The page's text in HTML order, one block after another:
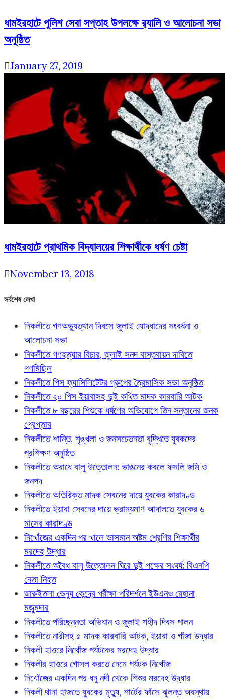
ধামইরহাটে পুলিশ সেবা সপ্তাহ উপলক্ষে র‌্যালি ও আলোচনা সভা
অনুষ্ঠিত
January 27, 2019
ধামইরহাটে প্রাথমিক বিদ্যালয়ের শিক্ষার্থীকে ধর্ষণ চেষ্টা
November 13, 2018
সর্বশেষ লেখা
নিকলীতে গণঅভ্যুত্থান দিবসে জুলাই যোদ্ধাদের সংবর্ধনা ও
আলোচনা সভা
নিকলীতে গণহত্যার বিচার, জুলাই সনদ বাস্তবায়ন দাবিতে
গণমিছিল
নিকলীতে পিস ফ্যাসিলিটেটর গ্রুপের ত্রৈমাসিক সভা অনুষ্ঠিত
নিকলীতে ২০ পিস ইয়াবাসহ দুই কথিত মাদক কারবারি আটক
নিকলীতে ৮ বছরের শিশুকে ধর্ষণের অভিযোগে তিন সন্তানের জনক
গ্রেপ্তার
নিকলীতে শান্তি, শৃঙ্খলা ও জনসচেতনতা বৃদ্ধিতে যুবকদের
প্রশিক্ষণ অনুষ্ঠিত
নিকলীতে অবাধে বালু উত্তোলন: ভাঙনের কবলে ফসলি জমি ও
জনপদ
নিকলীতে অতিরিক্ত মাদক সেবনের দায়ে যুবকের কারাদণ্ড
নিকলীতে ইয়াবা সেবনের দায়ে ভ্রাম্যমাণ আদালতে যুবকের ৬
মাসের কারাদণ্ড
নিখোঁজের একদিন পর খালে ভাসমান অষ্টম শ্রেণির শিক্ষার্থীর
মরদেহ উদ্ধার
নিকলীতে অবৈধ বালু উত্তোলন ঘিরে দুই পক্ষের সংঘর্ষ: বিএনপি
নেতা নিহত
জারুইতলা ভেন্যু কেন্দ্রে পরীক্ষা পরিদর্শনে ইউএনও রেহানা
মজুমদার
নিকলীতে পরিচ্ছন্নতা অভিযান ও জুলাই শহীদ দিবস পালন
নিকলীতে নারীসহ ৫ মাদক কারবারি আটক, ইয়াবা ও গাঁজা উদ্ধার
নিকলী হাওরে নিখোঁজ পর্যটকের মরদেহ উদ্ধার
নিকলীর হাওরে গোসল করতে নেমে পর্যটক নিখোঁজ
নিখোঁজের একদিন পর ধনু নদী থেকে শিশুর মরদেহ উদ্ধার
নিকলী থানা হাজতে যুবকের মৃত্যু, শার্টের ফাঁসে ঝুলন্ত অবস্থায়